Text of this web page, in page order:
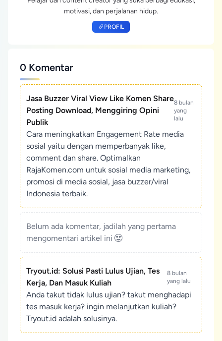
motivasi, dan perjalanan hidup.
PROFIL
0 Komentar
Jasa Buzzer Viral View Like Komen Share
Posting Download, Menggiring Opini
Publik
8 bulan
yang
lalu
Cara meningkatkan Engagement Rate media
sosial yaitu dengan memperbanyak like,
comment dan share. Optimalkan
RajaKomen.com untuk sosial media marketing,
promosi di media sosial, jasa buzzer/viral
Indonesia terbaik.
Belum ada komentar, jadilah yang pertama
mengomentari artikel ini
Tryout.id: Solusi Pasti Lulus Ujian, Tes
Kerja, Dan Masuk Kuliah
8 bulan
yang lalu
Anda takut tidak lulus ujian? takut menghadapi
tes masuk kerja? ingin melanjutkan kuliah?
Tryout.id adalah solusinya.